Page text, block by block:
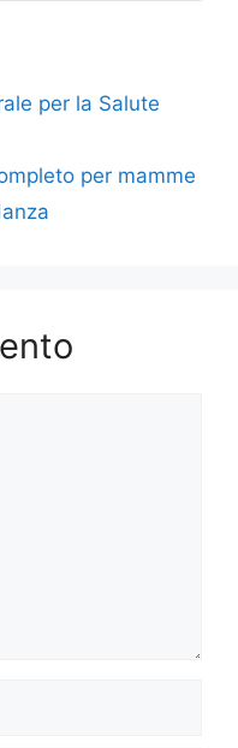
per la Salute
per mamme